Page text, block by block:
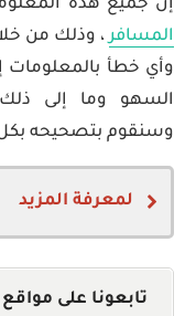
إن جميع هذه
المسافر، وذلك من
وأي خطأ
السهو وما إلى ذلك
وسنقوم بتصحيحه
لمعرفة المزيد
تابعونا على